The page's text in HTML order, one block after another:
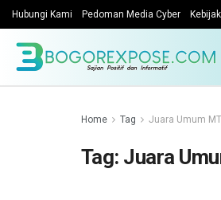
Hubungi Kami Pedoman Media Cyber
Home Tag Juara Umum
Tag: Juara